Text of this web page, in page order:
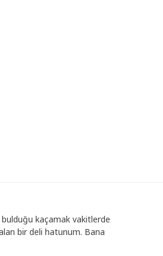
kaçamak vakitlerde
bir deli hatunum. Bana